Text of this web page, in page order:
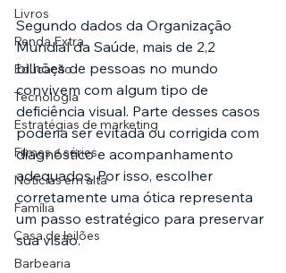
Livros
Renda Extra
Educação
Tecnologia
Estratégias de marketing
Filmes e séries
Noticias em alta
Família
Casa de leilões
Barbearia
Segundo dados da Organização
Mundial da Saúde, mais de 2,2
bilhões de pessoas no mundo
convivem com algum tipo de
deficiência visual. Parte desses casos
poderia ser evitada ou corrigida com
diagnóstico e acompanhamento
adequados. Por isso, escolher
corretamente uma ótica representa
um passo estratégico para preservar
sua visão.